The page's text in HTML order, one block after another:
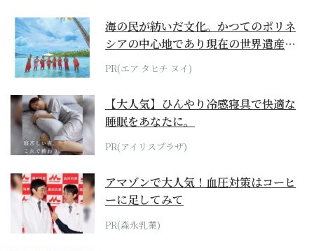
海の民が紡いだ文化。かつてのポリネ
シアの中心地であり現在の世界遺産か
らみえてくる...
PR(エア タヒチ ヌイ)
【大人気】ひんやり冷感寝具で快適な
睡眠をあなたに。
PR(アイリスプラザ)
アマゾンで大人気！血圧対策はコーヒ
ーに足してみて
PR(森永乳業)